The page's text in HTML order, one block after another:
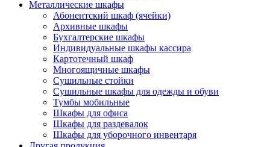
Металлические шкафы
Абонентский шкаф (ячейки)
Архивные шкафы
Бухгалтерские шкафы
Индивидуальные шкафы кассира
Картотечный шкаф
Многоящичные шкафы
Сушильные стойки
Сушильные шкафы для одежды и обуви
Тумбы мобильные
Шкафы для офиса
Шкафы для раздевалок
Шкафы для уборочного инвентаря